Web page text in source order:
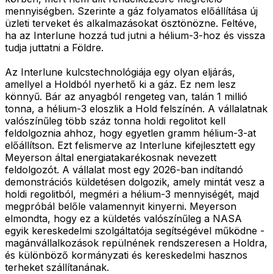
mennyiségben. Szerinte a gáz folyamatos előállítása új
üzleti terveket és alkalmazásokat ösztönözne. Feltéve,
ha az Interlune hozzá tud jutni a hélium-3-hoz és vissza
tudja juttatni a Földre.
Az Interlune kulcstechnológiája egy olyan eljárás,
amellyel a Holdból nyerhető ki a gáz. Ez nem lesz
könnyű. Bár az anyagból rengeteg van, talán 1 millió
tonna, a hélium-3 eloszlik a Hold felszínén. A vállalatnak
valószínűleg több száz tonna holdi regolitot kell
feldolgoznia ahhoz, hogy egyetlen gramm hélium-3-at
előállítson. Ezt felismerve az Interlune kifejlesztett egy
Meyerson által energiatakarékosnak nevezett
feldolgozót. A vállalat most egy 2026-ban indítandó
demonstrációs küldetésen dolgozik, amely mintát vesz a
holdi regolitból, megméri a hélium-3 mennyiségét, majd
megpróbál belőle valamennyit kinyerni. Meyerson
elmondta, hogy ez a küldetés valószínűleg a NASA
egyik kereskedelmi szolgáltatója segítségével működne -
magánvállalkozások repülnének rendszeresen a Holdra,
és különböző kormányzati és kereskedelmi hasznos
terheket szállítanának.